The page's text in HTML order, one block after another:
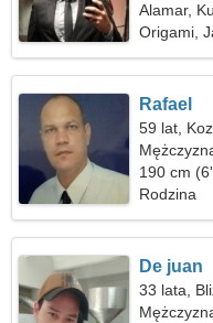
Alamar,
Origami,
Rafael
59 lat,
190 cm
Rodzina
De juan
33 lata,